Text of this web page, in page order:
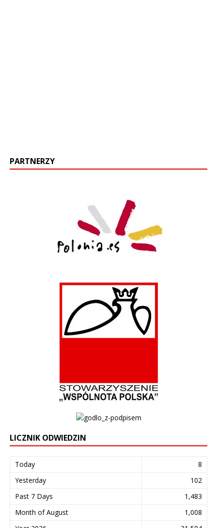
PARTNERZY
LICZNIK ODWIEDZIN
Today
8
Yesterday
102
Past 7 Days
1,483
Month of August
1,008